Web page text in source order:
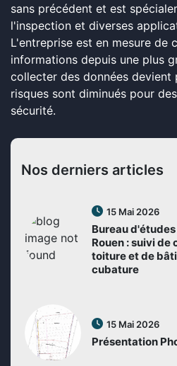
sans précédent et est
l'inspection et diverses
L'entreprise est en mesure de
informations depuis une plus
collecter des données devient
risques sont diminués pour
sécurité.
Nos derniers articles
15 Mai 2026
Bureau
Rouen : suivi
toiture et de
cubature
15 Mai 2026
Présentation